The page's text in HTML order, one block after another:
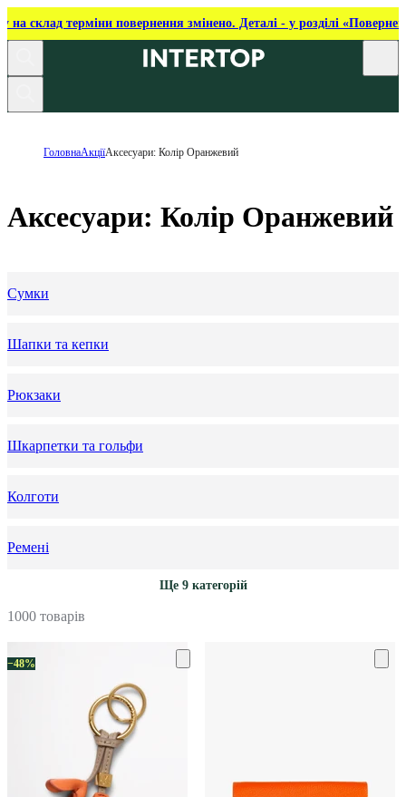
на склад терміни повернення змінено. Деталі - у розділі
ГоловнаАкціїАксесуари: Колір Оранжевий
Аксесуари: Колір Оранжевий
Сумки
Шапки та кепки
Рюкзаки
Шкарпетки та гольфи
Колготи
Ремені
Ще 9 категорій
1000 товарів
−48%